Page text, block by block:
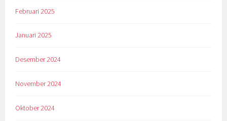
Februari 2025
Januari 2025
Desember 2024
November 2024
Oktober 2024